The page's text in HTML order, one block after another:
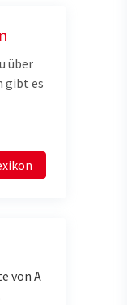
über
gibt es
von A